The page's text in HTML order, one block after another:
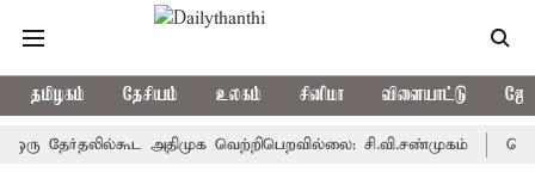
தமிழகம் தேசியம் உலகம் சினிமா விளையாட்டு
அதிமுக வெற்றிபெறவில்லை: சி.வி.சண்முகம் தென்